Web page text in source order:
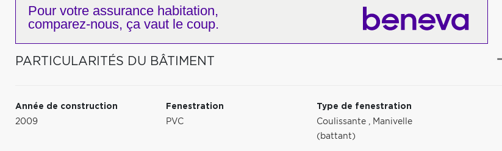
Pour votre assurance habitation,
comparez-nous, ça vaut le coup.
PARTICULARITÉS DU BÂTIMENT
Année de construction
2009
Fenestration
PVC
Type de fenestration
Coulissante , Manivelle
(battant)